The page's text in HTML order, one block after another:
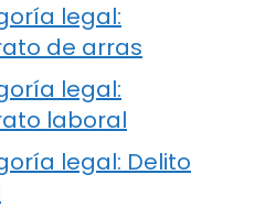
legal:
de arras
legal:
laboral
legal: Delito